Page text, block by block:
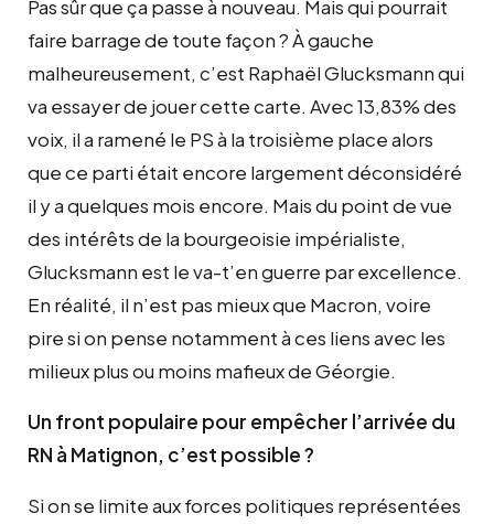
Pas sûr que ça passe à nouveau. Mais qui pourrait
faire barrage de toute façon ? À gauche
malheureusement, c’est Raphaël Glucksmann qui
va essayer de jouer cette carte. Avec 13,83% des
voix, il a ramené le PS à la troisième place alors
que ce parti était encore largement déconsidéré
il y a quelques mois encore. Mais du point de vue
des intérêts de la bourgeoisie impérialiste,
Glucksmann est le va-t’en guerre par excellence.
En réalité, il n’est pas mieux que Macron, voire
pire si on pense notamment à ces liens avec les
milieux plus ou moins mafieux de Géorgie.
Un front populaire pour empêcher l’arrivée du
RN à Matignon, c’est possible ?
Si on se limite aux forces politiques représentées